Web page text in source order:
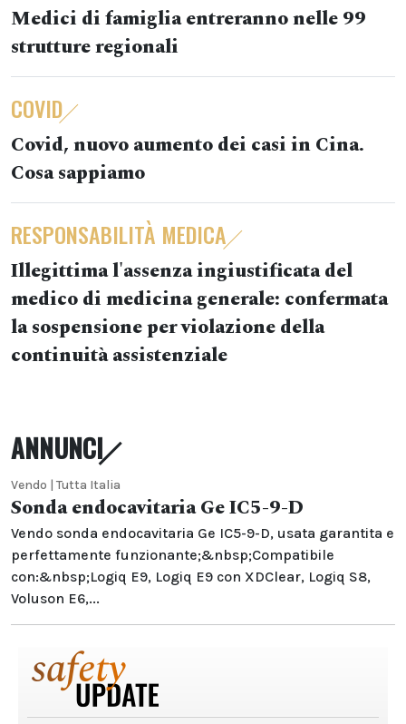
Medici di famiglia entreranno nelle 99
strutture regionali
COVID
Covid, nuovo aumento dei casi in Cina.
Cosa sappiamo
RESPONSABILITÀ MEDICA
Illegittima l'assenza ingiustificata del
medico di medicina generale: confermata
la sospensione per violazione della
continuità assistenziale
ANNUNCI
Vendo | Tutta Italia
Sonda endocavitaria Ge IC5-9-D
Vendo sonda endocavitaria Ge IC5-9-D, usata garantita e
perfettamente funzionante;&nbsp;Compatibile
con:&nbsp;Logiq E9, Logiq E9 con XDClear, Logiq S8,
Voluson E6,...